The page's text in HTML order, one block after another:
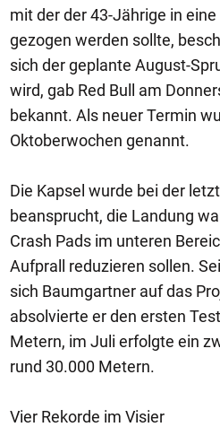
mit der der 43-Jährige in
gezogen werden sollte,
sich der geplante August-
wird, gab Red Bull am
bekannt. Als neuer Termin
Oktoberwochen genannt.
Die Kapsel wurde bei der
beansprucht, die Landung
Crash Pads im unteren
Aufprall reduzieren sollen.
sich Baumgartner auf das
absolvierte er den ersten
Metern, im Juli erfolgte ein
rund 30.000 Metern.
Vier Rekorde im Visier